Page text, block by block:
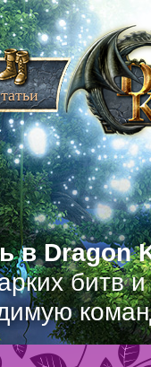
в Dragon
битв